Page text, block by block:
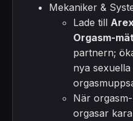
Mekaniker &
Lade till
Orgasm-
partnern;
nya
När
orgasar